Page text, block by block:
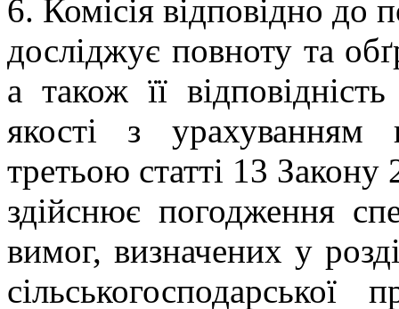
6. Комісія відповідно до
досліджує повноту та
а також її
якості з урахуванням
третьою статті 13
здійснює погодження
вимог, визначених у
сільськогосподарської